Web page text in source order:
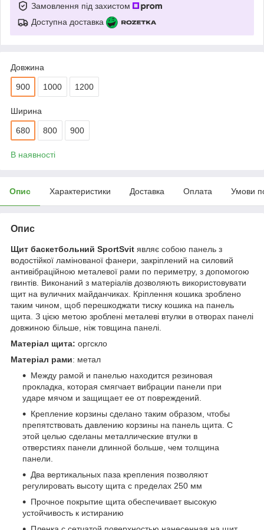
Замовлення під захистом
Доступна доставка
Довжина
900 1000 1200
Ширина
680 800 900
В наявності
Опис Характеристики Доставка Оплата Умови
Опис
Щит баскетбольний SportSvit являє собою панель з
водостійкої ламінованої фанери, закріплений на силовий
антивібраційною металевої рами по периметру, з допомогою
гвинтів. Виконаний з матеріалів дозволяють використовувати
щит на вуличних майданчиках. Кріплення кошика зроблено
таким чином, щоб перешкоджати тиску кошика на панель
щита. З цією метою зроблені металеві втулки в отворах панелі
довжиною більше, ніж товщина панелі.
Матеріал щита: оргскло
Матеріал рами: метал
Между рамой и панелью находится резиновая
прокладка, которая смягчает вибрации панели при
ударе мячом и защищает ее от повреждений.
Крепление корзины сделано таким образом, чтобы
препятствовать давлению корзины на панель щита. С
этой целью сделаны металлические втулки в
отверстиях панели длинной больше, чем толщина
панели.
Два вертикальных паза крепления позволяют
регулировать высоту щита с пределах 250 мм
Прочное покрытие щита обеспечивает высокую
устойчивость к истиранию